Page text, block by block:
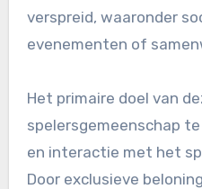
verspreid, waaronder
evenementen of
Het primaire doel van
spelersgemeenschap
en interactie met het
Door exclusieve